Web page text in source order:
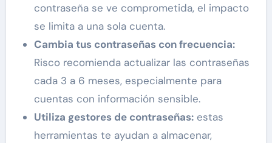
contraseña se ve comprometida, el impacto
se limita a una sola cuenta.
Cambia tus contraseñas con frecuencia:
Risco recomienda actualizar las contraseñas
cada 3 a 6 meses, especialmente para
cuentas con información sensible.
Utiliza gestores de contraseñas:estas
herramientas te ayudan a almacenar,